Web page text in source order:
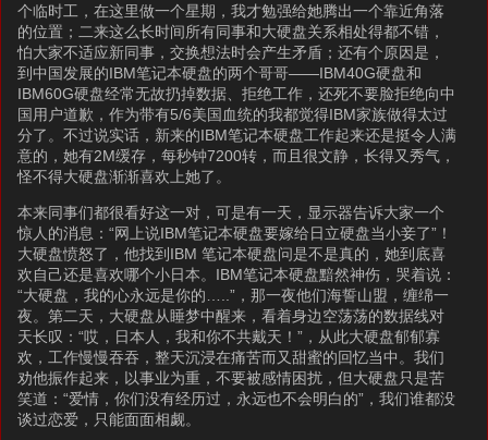
个临时工，在这里做一个星期，我才勉强给她腾出一个靠近角落
的位置；二来这么长时间所有同事和大硬盘关系相处得都不错，
怕大家不适应新同事，交换想法时会产生矛盾；还有个原因是，
到中国发展的IBM笔记本硬盘的两个哥哥——IBM40G硬盘和
IBM60G硬盘经常无故扔掉数据、拒绝工作，还死不要脸拒绝向中
国用户道歉，作为带有5/6美国血统的我都觉得IBM家族做得太过
分了。不过说实话，新来的IBM笔记本硬盘工作起来还是挺令人满
意的，她有2M缓存，每秒钟7200转，而且很文静，长得又秀气，
怪不得大硬盘渐渐喜欢上她了。
本来同事们都很看好这一对，可是有一天，显示器告诉大家一个
惊人的消息：“网上说IBM笔记本硬盘要嫁给日立硬盘当小妾了”！
大硬盘愤怒了，他找到IBM 笔记本硬盘问是不是真的，她到底喜
欢自己还是喜欢哪个小日本。IBM笔记本硬盘黯然神伤，哭着说：
“大硬盘，我的心永远是你的…..”，那一夜他们海誓山盟，缠绵一
夜。第二天，大硬盘从睡梦中醒来，看着身边空荡荡的数据线对
天长叹：“哎，日本人，我和你不共戴天！”，从此大硬盘郁郁寡
欢，工作慢慢吞吞，整天沉浸在痛苦而又甜蜜的回忆当中。我们
劝他振作起来，以事业为重，不要被感情困扰，但大硬盘只是苦
笑道：“爱情，你们没有经历过，永远也不会明白的”，我们谁都没
谈过恋爱，只能面面相觑。